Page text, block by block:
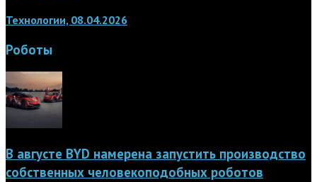
Технологии, 08.04.2026
Роботы
В августе BYD намерена запустить производство
собственных человекоподобных роботов